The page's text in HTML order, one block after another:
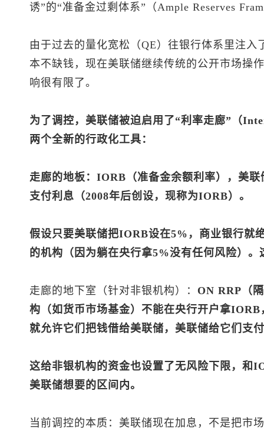
诱”的“准备金过剩体系”（Ample Reserves
由于过去的量化宽松（QE）往银行体系里注入
本不缺钱，现在美联储继续传统的公开市场操
响很有限了。
为了调控，美联储被迫启用了“利率走廊”（
两个全新的行政化工具：
走廊的地板：IORB（准备金余额利率），美
支付利息（2008年后创设，现称为IORB）。
假设只要美联储把IORB设在5%，商业银行就
的机构（因为躺在央行拿5%没有任何风险）
走廊的地下室（针对非银机构）： ON RRP（
构（如货币市场基金）不能在央行开户拿
就允许它们把钱借给美联储，美联储给它们支
这给非银机构的资金也设置了无风险下限，和
美联储想要的区间内。
当前调控的本质：美联储现在加息，不是把市